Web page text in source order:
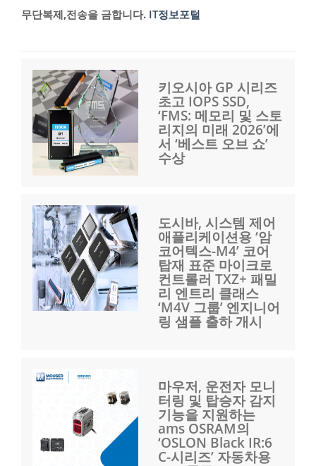
무단복제,전송을 금합니다. IT정보포털
키오시아 GP 시리즈
초고 IOPS SSD,
‘FMS: 메모리 및 스토
리지의 미래 2026’에
서 ‘베스트 오브 쇼’
수상
도시바, 시스템 제어
애플리케이션용 ‘암
코어텍스-M4’ 코어
탑재 표준 마이크로
컨트롤러 TXZ+ 패밀
리 엔트리 클래스
‘M4V 그룹’ 엔지니어
링 샘플 출하 개시
마우저, 운전자 모니
터링 및 탑승자 감지
기능을 지원하는
ams OSRAM의
‘OSLON Black IR:6
C-시리즈’ 자동차용